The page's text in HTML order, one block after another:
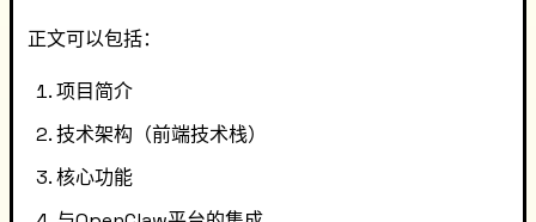
正文可以包括：
项目简介
技术架构（前端技术栈）
核心功能